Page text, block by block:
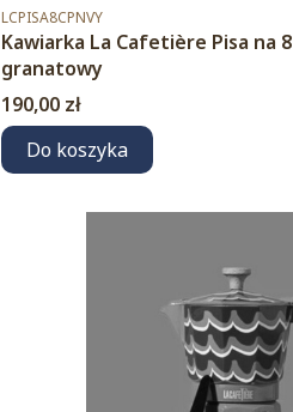
Kod produktu
LCPISA8CPNVY
Kawiarka La Cafetière Pisa na
granatowy
Cena
190,00 zł
Do koszyka